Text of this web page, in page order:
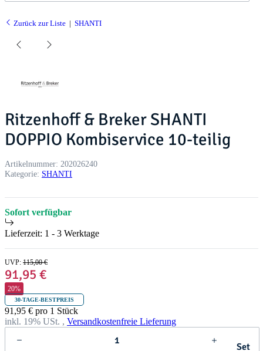
Zurück zur Liste SHANTI
Ritzenhoff & Breker SHANTI
DOPPIO Kombiservice 10-teilig
Artikelnummer: 202026240
Kategorie: SHANTI
Sofort verfügbar
Lieferzeit: 1 - 3 Werktage
UVP: 115,00 €
91,95 €
20%
30-TAGE-BESTPREIS
91,95 € pro 1 Stück
inkl. 19% USt. , Versandkostenfreie Lieferung
Set